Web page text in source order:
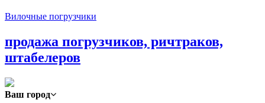
Вилочные погрузчики
продажа погрузчиков, ричтраков,
штабелеров
Ваш город